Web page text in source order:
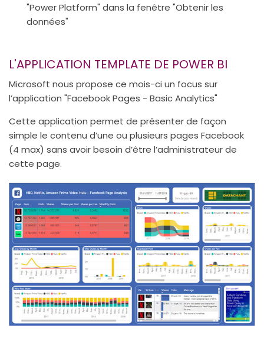
"Power Platform" dans la fenêtre "Obtenir les
données"
L'APPLICATION TEMPLATE DE POWER BI
Microsoft nous propose ce mois-ci un focus sur
l’application "Facebook Pages - Basic Analytics"
Cette application permet de présenter de façon
simple le contenu d’une ou plusieurs pages Facebook
(4 max) sans avoir besoin d’être l’administrateur de
cette page.